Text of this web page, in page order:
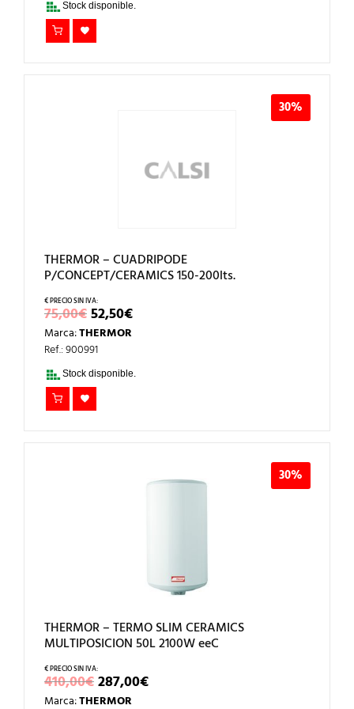
Stock disponible.
30%
THERMOR – CUADRIPODE
P/CONCEPT/CERAMICS 150-200lts.
75,00€EL
PRECIO
ORIGINAL
ERA:
75,00€.
52,50€EL
PRECIO
Marca:THERMOR
Ref.: 900991
Stock disponible.
30%
THERMOR – TERMO SLIM CERAMICS
MULTIPOSICION 50L 2100W eeC
410,00€EL
PRECIO
287,00€EL
PRECIO
Marca:THERMOR